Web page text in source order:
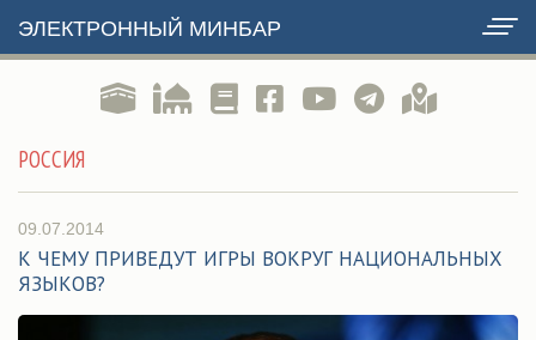
ЭЛЕКТРОННЫЙ МИНБАР
РОССИЯ
09.07.2014
К ЧЕМУ ПРИВЕДУТ ИГРЫ ВОКРУГ НАЦИОНАЛЬНЫХ
ЯЗЫКОВ?